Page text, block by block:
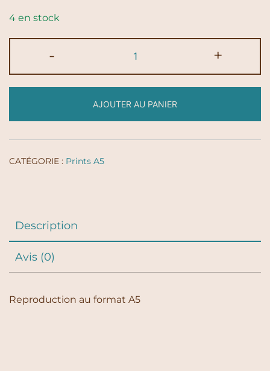
4 en stock
-
de
Sow
-
Couple
de
+
AJOUTER AU PANIER
CATÉGORIE : Prints A5
Description
Avis (0)
Reproduction au format A5